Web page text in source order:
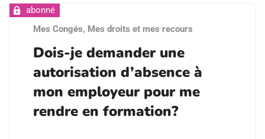
Mes Congés, Mes droits et mes recours
Dois-je demander une
autorisation d’absence à
mon employeur pour me
rendre en formation?